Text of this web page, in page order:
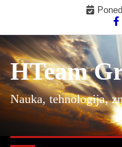
content
HTeam
Nauka, tehnologija,